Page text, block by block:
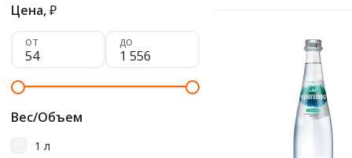
Цена,₽
от до
Вес/Объем
1 л